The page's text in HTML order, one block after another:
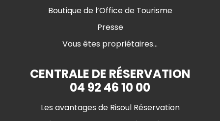
Boutique de l’Office de Tourisme
Presse
Vous êtes propriétaires...
CENTRALE DE RÉSERVATION
04 92 46 10 00
Les avantages de Risoul Réservation